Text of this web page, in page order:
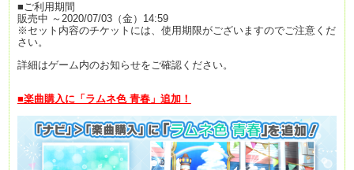
■ご利用期間
販売中 ～2020/07/03（金）14:59
※セット内容のチケットには、使用期限がございますのでご注意くだ
さい。
詳細はゲーム内のお知らせをご確認ください。
■楽曲購入に「ラムネ色 青春」追加！